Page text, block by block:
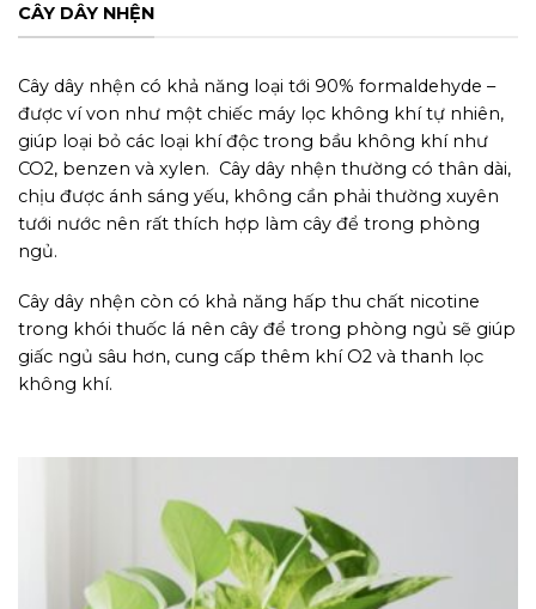
CÂY DÂY NHỆN
Cây dây nhện có khả năng loại tới 90% formaldehyde –
được ví von như một chiếc máy lọc không khí tự nhiên,
giúp loại bỏ các loại khí độc trong bầu không khí như
CO2, benzen và xylen. Cây dây nhện thường có thân dài,
chịu được ánh sáng yếu, không cần phải thường xuyên
tưới nước nên rất thích hợp làm cây để trong phòng
ngủ.
Cây dây nhện còn có khả năng hấp thu chất nicotine
trong khói thuốc lá nên cây để trong phòng ngủ sẽ giúp
giấc ngủ sâu hơn, cung cấp thêm khí O2 và thanh lọc
không khí.